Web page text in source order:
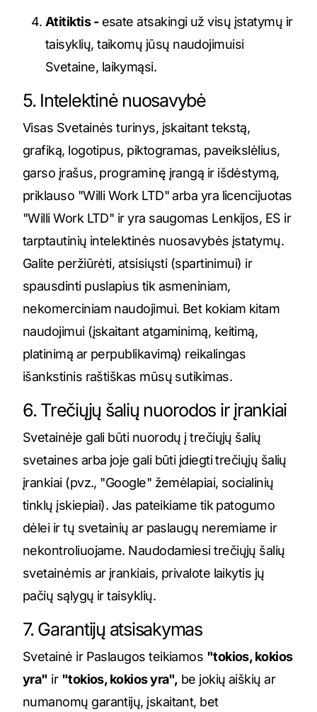
Atitiktis -esate atsakingi už visų įstatymų ir
taisyklių, taikomų jūsų naudojimuisi
Svetaine, laikymąsi.
5. Intelektinė nuosavybė
Visas Svetainės turinys, įskaitant tekstą,
grafiką, logotipus, piktogramas, paveikslėlius,
garso įrašus, programinę įrangą ir išdėstymą,
priklauso "Willi Work LTD" arba yra licencijuotas
"Willi Work LTD" ir yra saugomas Lenkijos, ES ir
tarptautinių intelektinės nuosavybės įstatymų.
Galite peržiūrėti, atsisiųsti (spartinimui) ir
spausdinti puslapius tik asmeniniam,
nekomerciniam naudojimui. Bet kokiam kitam
naudojimui (įskaitant atgaminimą, keitimą,
platinimą ar perpublikavimą) reikalingas
išankstinis raštiškas mūsų sutikimas.
6. Trečiųjų šalių nuorodos ir įrankiai
Svetainėje gali būti nuorodų į trečiųjų šalių
svetaines arba joje gali būti įdiegti trečiųjų šalių
įrankiai (pvz., "Google" žemėlapiai, socialinių
tinklų įskiepiai). Jas pateikiame tik patogumo
dėlei ir tų svetainių ar paslaugų neremiame ir
nekontroliuojame. Naudodamiesi trečiųjų šalių
svetainėmis ar įrankiais, privalote laikytis jų
pačių sąlygų ir taisyklių.
7. Garantijų atsisakymas
Svetainė ir Paslaugos teikiamos "tokios, kokios
yra" ir "tokios, kokios yra", be jokių aiškių ar
numanomų garantijų, įskaitant, bet